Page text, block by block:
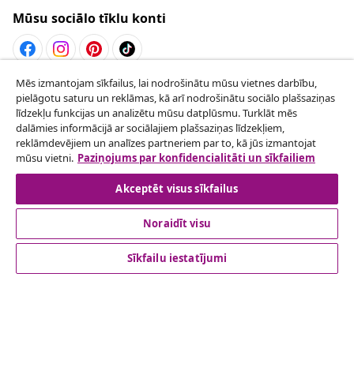
Mūsu sociālo tīklu konti
Atteikties no līguma
Iesniegt pieprasījumu par atteikšanos no
pasūtījuma.
Atteikties no līguma
klientu apkalpoanaš
Mēs izmantojam sīkfailus, lai nodrošinātu mūsu vietnes darbību,
pielāgotu saturu un reklāmas, kā arī nodrošinātu sociālo plašsaziņas
līdzekļu funkcijas un analizētu mūsu datplūsmu. Turklāt mēs
dalāmies informācijā ar sociālajiem plašsaziņas līdzekļiem,
reklāmdevējiem un analīzes partneriem par to, kā jūs izmantojat
mūsu vietni. Paziņojums par konfidencialitāti un sīkfailiem
Akceptēt visus sīkfailus
Noraidīt visu
Sīkfailu iestatījumi